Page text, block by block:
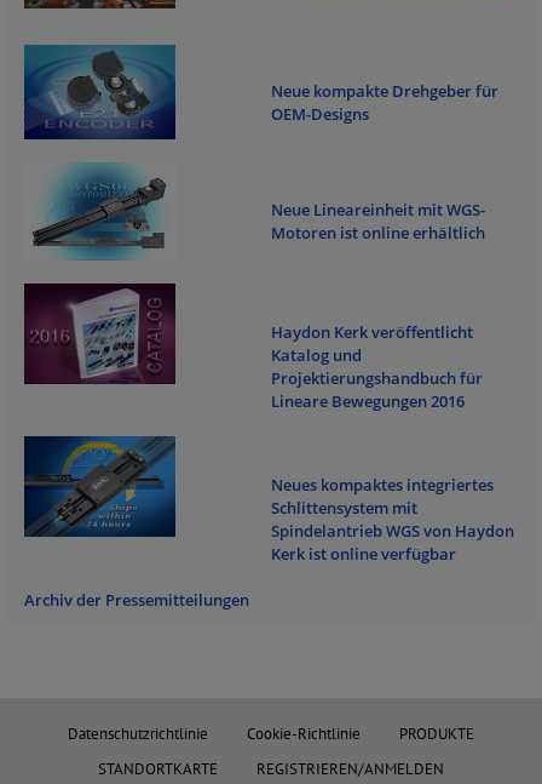
Neue kompakte Drehgeber für
OEM-Designs
Neue Lineareinheit mit WGS-
Motoren ist online erhältlich
Haydon Kerk veröffentlicht
Katalog und
Projektierungshandbuch für
Lineare Bewegungen 2016
Neues kompaktes integriertes
Schlittensystem mit
Spindelantrieb WGS von Haydon
Kerk ist online verfügbar
Archiv der Pressemitteilungen
Datenschutzrichtlinie Cookie-Richtlinie
PRODUKTE
STANDORTKARTE
REGISTRIEREN/ANMELDEN